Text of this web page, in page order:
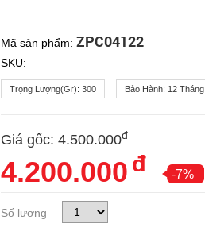
Mã sản phẩm:ZPC04122
SKU:
Trọng Lượng(gr):300 Bảo Hành: 12 Tháng
Giá gốc: 4.500.000đ
4.200.000 đ -7%
Số lượng